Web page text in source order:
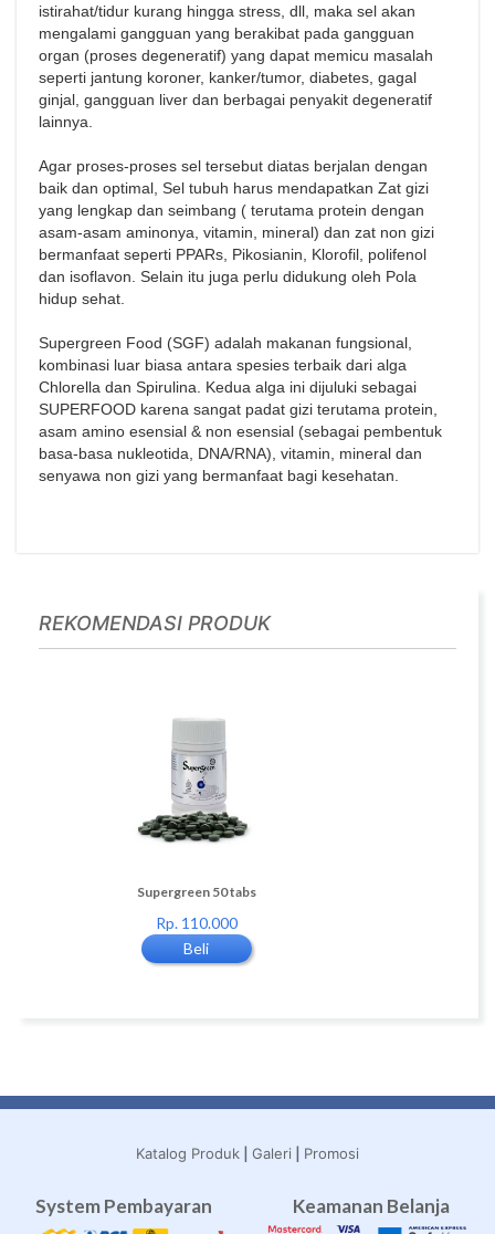
istirahat/tidur kurang hingga stress, dll, maka sel akan
mengalami gangguan yang berakibat pada gangguan
organ (proses degeneratif) yang dapat memicu masalah
seperti jantung koroner, kanker/tumor, diabetes, gagal
ginjal, gangguan liver dan berbagai penyakit degeneratif
lainnya.
Agar proses-proses sel tersebut diatas berjalan dengan
baik dan optimal, Sel tubuh harus mendapatkan Zat gizi
yang lengkap dan seimbang ( terutama protein dengan
asam-asam aminonya, vitamin, mineral) dan zat non gizi
bermanfaat seperti PPARs, Pikosianin, Klorofil, polifenol
dan isoflavon. Selain itu juga perlu didukung oleh Pola
hidup sehat.
Supergreen Food (SGF) adalah makanan fungsional,
kombinasi luar biasa antara spesies terbaik dari alga
Chlorella dan Spirulina. Kedua alga ini dijuluki sebagai
SUPERFOOD karena sangat padat gizi terutama protein,
asam amino esensial & non esensial (sebagai pembentuk
basa-basa nukleotida, DNA/RNA), vitamin, mineral dan
senyawa non gizi yang bermanfaat bagi kesehatan.
REKOMENDASI PRODUK
Supergreen 50 tabs
Rp. 110.000
Beli
Katalog Produk | Galeri | Promosi
System Pembayaran Keamanan Belanja